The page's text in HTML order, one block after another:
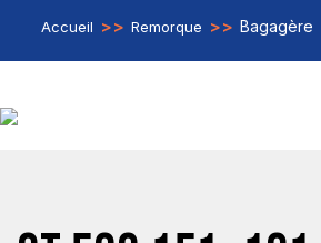
Accueil >> Remorque >> Bagagère